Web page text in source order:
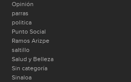
Opinión
parras
politica
Punto Social
Ramos Arizpe
saltillo
Salud y Belleza
Sin categoría
Sinaloa